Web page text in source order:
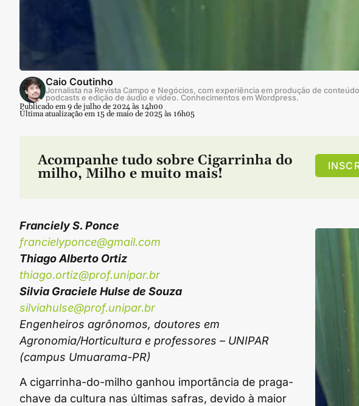
Caio Coutinho
Jornalista na Revista Campo e Negócios, com experiência em produção de
podcasts e edição de áudio e vídeo. Conhecimentos em Wordpress.
Publicado em 9 de julho de 2024 às 14h00
Última atualização em 15 de maio de 2025 às 16h05
Acompanhe tudo sobre Cigarrinha do
milho, Milho e muito mais!
Franciely S. Ponce
francielyponce@gmail.com
Thiago Alberto Ortiz
thiago.ortiz@prof.unipar.br
Silvia Graciele Hulse de Souza
silviahulse@prof.unipar.br
Engenheiros agrônomos, doutores em
Agronomia/Horticultura e professores – UNIPAR
(campus Umuarama-PR)
A cigarrinha-do-milho ganhou importância de praga-
chave da cultura nas últimas safras, devido à maior